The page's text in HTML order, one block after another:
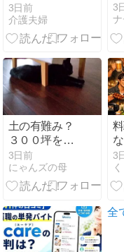
できる準備と
伝え方
3日前
介護夫婦
3
土の有難み？
３００坪を手
放せないその
理由は…Ⅱ
3日前
にゃんズの母
3
全